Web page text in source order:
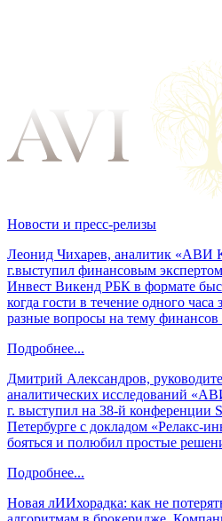
Новости и пресс-релизы
Леонид Чихарев, аналитик «АВИ
г.выступил финансовым
Инвест Викенд РБК в формате
когда гости в течение одного
разные вопросы на тему
Подробнее...
Дмитрий Александров,
аналитических исследований
г. выступил на 38-й конференции
Петербурге с докладом «Релакс-
бояться и полюбил простые
Подробнее...
Новая лИИхорадка: как не